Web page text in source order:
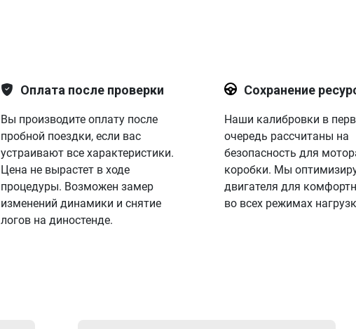
Оплата после проверки
Вы производите оплату после
пробной поездки, если вас
устраивают все характеристики.
Цена не вырастет в ходе
процедуры. Возможен замер
изменений динамики и снятие
логов на диностенде.
Сохранение
Наши калибровки в
очередь рассчитаны на
безопасность для
коробки. Мы
двигателя для
во всех режимах